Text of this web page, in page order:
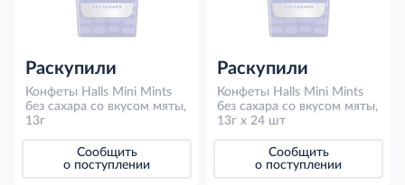
Раскупили
Конфеты Halls Mini Mints
без сахара со вкусом мяты,
13г
Сообщить
о поступлении
Раскупили
Конфеты Halls Mini Mints
без сахара со вкусом мяты,
13г x 24 шт
Сообщить
о поступлении